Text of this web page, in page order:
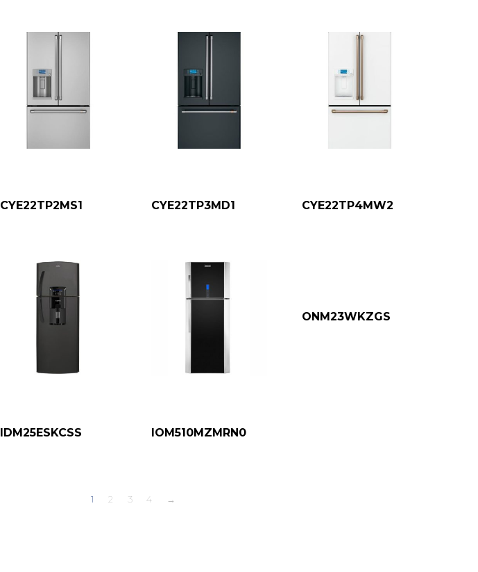
CYE22TP2MS1 CYE22TP3MD1 CYE22TP4MW2
IDM25ESKCSS IOM510MZMRN0
ONM23WKZGS
1 2 3 4 →